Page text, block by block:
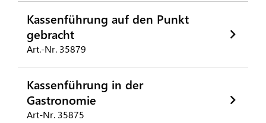
Kassenführung auf den Punkt
gebracht
Art.-Nr. 35879
Kassenführung in der
Gastronomie
Art-Nr. 35875